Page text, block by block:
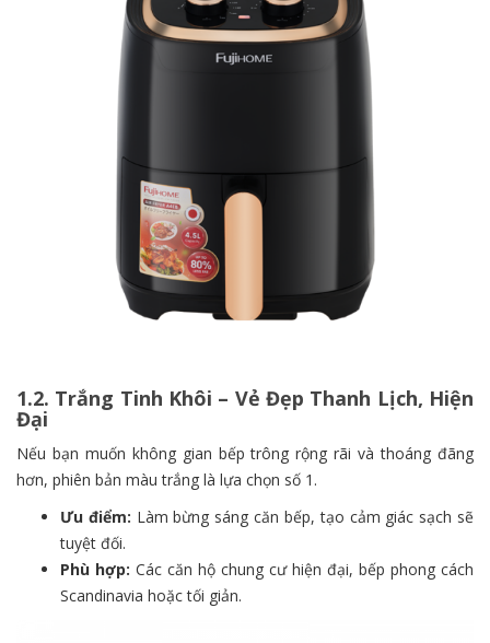
1.2. Trắng Tinh Khôi – Vẻ Đẹp Thanh Lịch, Hiện
Đại
Nếu bạn muốn không gian bếp trông rộng rãi và thoáng đãng
hơn, phiên bản màu trắng là lựa chọn số 1.
Ưu điểm: Làm bừng sáng căn bếp, tạo cảm giác sạch sẽ
tuyệt đối.
Phù hợp: Các căn hộ chung cư hiện đại, bếp phong cách
Scandinavia hoặc tối giản.